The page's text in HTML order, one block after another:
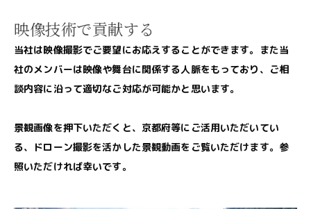
映像技術で貢献する
当社は映像撮影でご要望にお応えすることができます。また当
社のメンバーは映像や舞台に関係する人脈をもっており、ご相
談内容に沿って適切なご対応が可能かと思います。
景観画像を押下いただくと、京都府等にご活用いただいてい
る、ドローン撮影を活かした景観動画をご覧いただけます。参
照いただければ幸いです。